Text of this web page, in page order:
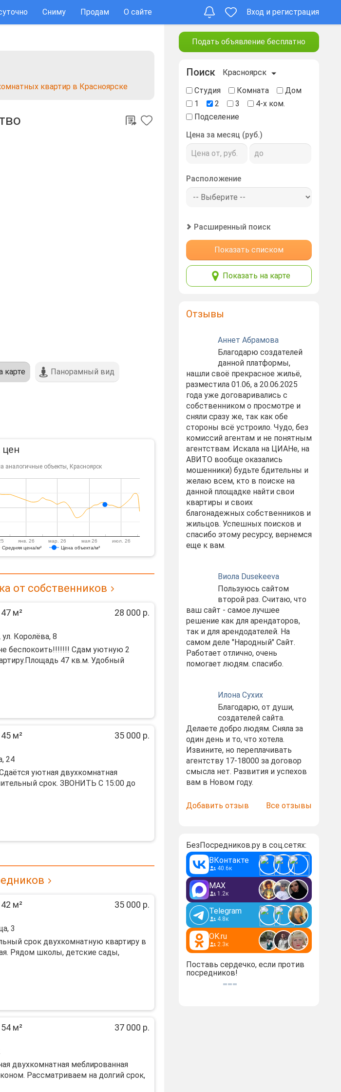
Сниму Продам О сайте Вход и регистрация
квартир в Красноярске
карте Панорамный вид
цен
аналогичные объекты, Красноярск
Средняя цена/м² Цена объекта/м²
янв. 26 мар. 26 мая 26 июл. 26
от собственников
м² 28 000 р.
Королёва, 8
беспокоить!!!!!!! Сдам уютную 2
47 кв.м. Удобный
м² 35 000 р.
24
уютнaя двухкомнатная
cpок. ЗBOНИTЬ C 15:00 дo
м² 35 000 р.
3
срок двухкомнатную квартиру в
Рядом школы, детские сады,
м² 37 000 р.
двухкoмнатнaя меблировaнная
Pассматpиваeм на долгий cpок,
Подать объявление бесплатно
Поиск
Красноярск
Студия
Комната
Дом
1
2 3
4-х ком.
Подселение
Цена за месяц (руб.)
Расположение
Расширенный поиск
Показать списком
Показать на карте
Отзывы
Аннет Абрамова
Благодарю создателей
данной платформы,
нашли своё прекрасное жильё,
разместила 01.06, а 20.06.2025
года уже договаривались с
собственником о просмотре и
сняли сразу же, так как обе
стороны всё устроило. Чудо, без
комиссий агентам и не понятным
агентствам. Искала на ЦИАНе, на
АВИТО вообще оказались
мошенники) будьте бдительны и
желаю всем, кто в поиске на
данной площадке найти свои
квартиры и своих
благонадежных собственников и
жильцов. Успешных поисков и
спасибо этому ресурсу, вернемся
еще к вам.
Виола Dusekeeva
Пользуюсь сайтом
второй раз. Считаю, что
ваш сайт - самое лучшее
решение как для арендаторов,
так и для арендодателей. На
самом деле "Народный" Сайт.
Работает отлично, очень
помогает людям. спасибо.
Илона Сухих
Благодарю, от души,
создателей сайта.
Делаете добро людям. Сняла за
один день и то, что хотела.
Извините, но переплачивать
агентству 17-18000 за договор
смысла нет. Развития и успехов
вам в Новом году.
Добавить отзыв Все отзывы
БезПосредников.ру в соц.сетях:
ВКонтакте
40.6к
MAX
1.2к
Telegram
4.8к
OK.ru
2.3к
Поставь сердечко, если против
посредников!